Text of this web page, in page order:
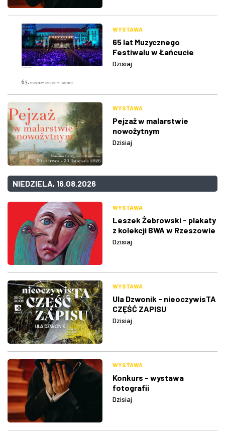
WYSTAWA
65 lat Muzycznego
Festiwalu w Łańcucie
Dzisiaj
WYSTAWA
Pejzaż w malarstwie
nowożytnym
Dzisiaj
NIEDZIELA, 16.08.2026
WYSTAWA
Leszek Żebrowski - plakaty
z kolekcji BWA w Rzeszowie
Dzisiaj
WYSTAWA
Ula Dzwonik - nieoczywisTA
CZĘŚĆ ZAPISU
Dzisiaj
WYSTAWA
Konkurs - wystawa
fotografii
Dzisiaj